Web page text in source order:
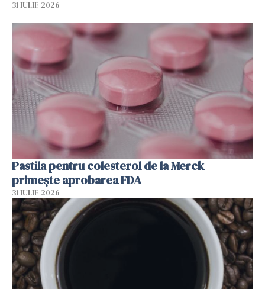
31 IULIE 2026
Pastila pentru colesterol de la Merck
primește aprobarea FDA
31 IULIE 2026